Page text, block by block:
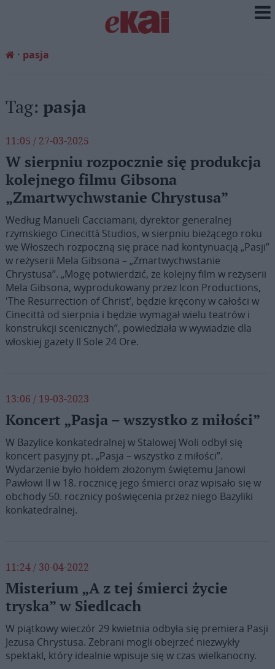
pasja
Tag: pasja
11:05 / 27-03-2025
W sierpniu rozpocznie się produkcja
kolejnego filmu Gibsona
„Zmartwychwstanie Chrystusa”
Według Manueli Cacciamani, dyrektor generalnej
rzymskiego Cinecittà Studios, w sierpniu bieżącego roku
we Włoszech rozpoczną się prace nad kontynuacją „Pasji”
w reżyserii Mela Gibsona – „Zmartwychwstanie
Chrystusa”. „Mogę potwierdzić, że kolejny film w reżyserii
Mela Gibsona, wyprodukowany przez Icon Productions,
'The Resurrection of Christ’, będzie kręcony w całości w
Cinecittà od sierpnia i będzie wymagał wielu teatrów i
konstrukcji scenicznych”, powiedziała w wywiadzie dla
włoskiej gazety Il Sole 24 Ore.
13:06 / 19-03-2023
Koncert „Pasja – wszystko z miłości”
W Bazylice konkatedralnej w Stalowej Woli odbył się
koncert pasyjny pt. „Pasja – wszystko z miłości”.
Wydarzenie było hołdem złożonym świętemu Janowi
Pawłowi II w 18. rocznicę jego śmierci oraz wpisało się w
obchody 50. rocznicy poświęcenia przez niego Bazyliki
konkatedralnej.
11:24 / 30-04-2022
Misterium „A z tej śmierci życie
tryska” w Siedlcach
W piątkowy wieczór 29 kwietnia odbyła się premiera Pasji
Jezusa Chrystusa. Zebrani mogli obejrzeć niezwykły
spektakl, który idealnie wpisuje się w czas wielkanocny.